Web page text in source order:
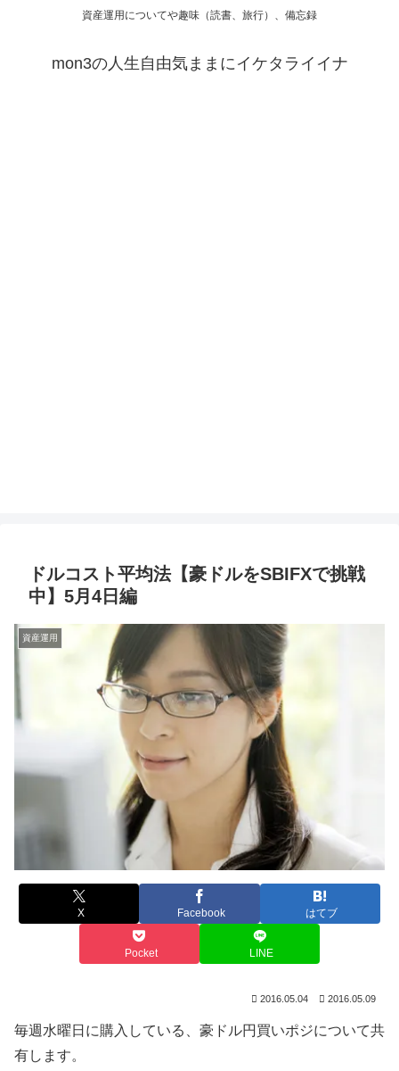
資産運用についてや趣味（読書、旅行）、備忘録
mon3の人生自由気ままにイケタライイナ
ドルコスト平均法【豪ドルをSBIFXで挑戦
中】5月4日編
資産運用
X Facebook はてブ
Pocket LINE
2016.05.04 2016.05.09
毎週水曜日に購入している、豪ドル円買いポジについて共
有します。